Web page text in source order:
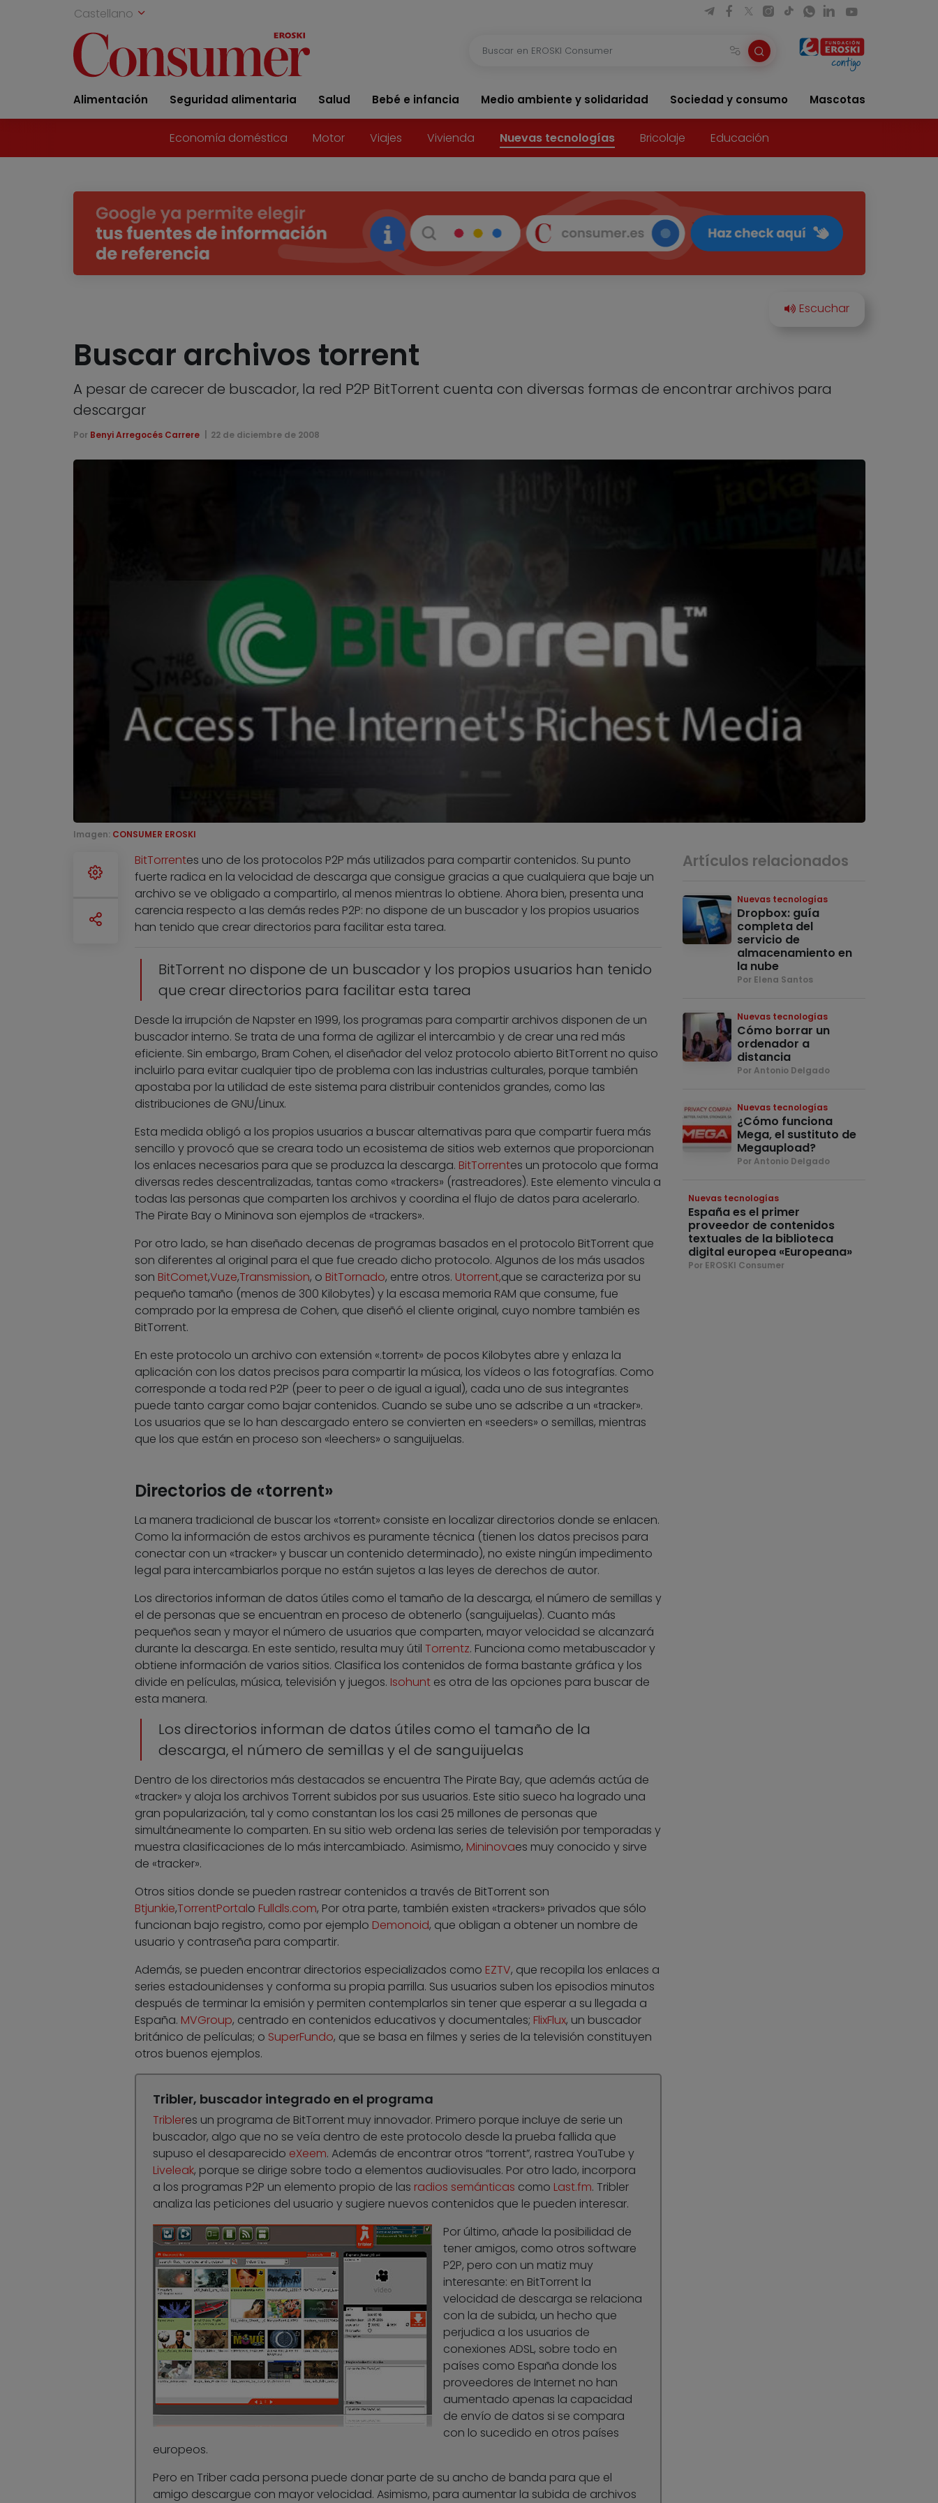
Castellano
Alimentación Seguridad alimentaria Salud Bebé e infancia Medio ambiente y solidaridad Sociedad y consumo Mascotas
Economía doméstica Motor Viajes Vivienda Nuevas tecnologías Bricolaje Educación
Buscar archivos torrent
A pesar de carecer de buscador, la red P2P BitTorrent cuenta con diversas formas de encontrar archivos para
descargar
Por Benyi Arregocés Carrere 22 de diciembre de 2008
Imagen: CONSUMER EROSKI
BitTorrentes uno de los protocolos P2P más utilizados para compartir contenidos. Su punto
fuerte radica en la velocidad de descarga que consigue gracias a que cualquiera que baje un
archivo se ve obligado a compartirlo, al menos mientras lo obtiene. Ahora bien, presenta una
carencia respecto a las demás redes P2P: no dispone de un buscador y los propios usuarios
han tenido que crear directorios para facilitar esta tarea.
BitTorrent no dispone de un buscador y los propios usuarios han tenido
que crear directorios para facilitar esta tarea
Desde la irrupción de Napster en 1999, los programas para compartir archivos disponen de un
buscador interno. Se trata de una forma de agilizar el intercambio y de crear una red más
eficiente. Sin embargo, Bram Cohen, el diseñador del veloz protocolo abierto BitTorrent no quiso
incluirlo para evitar cualquier tipo de problema con las industrias culturales, porque también
apostaba por la utilidad de este sistema para distribuir contenidos grandes, como las
distribuciones de GNU/Linux.
Esta medida obligó a los propios usuarios a buscar alternativas para que compartir fuera más
sencillo y provocó que se creara todo un ecosistema de sitios web externos que proporcionan
los enlaces necesarios para que se produzca la descarga. BitTorrentes un protocolo que forma
diversas redes descentralizadas, tantas como «trackers» (rastreadores). Este elemento vincula a
todas las personas que comparten los archivos y coordina el flujo de datos para acelerarlo.
The Pirate Bay o Mininova son ejemplos de «trackers».
Por otro lado, se han diseñado decenas de programas basados en el protocolo BitTorrent que
son diferentes al original para el que fue creado dicho protocolo. Algunos de los más usados
son BitComet,Vuze,Transmission, o BitTornado, entre otros. Utorrent,que se caracteriza por su
pequeño tamaño (menos de 300 Kilobytes) y la escasa memoria RAM que consume, fue
comprado por la empresa de Cohen, que diseñó el cliente original, cuyo nombre también es
BitTorrent.
En este protocolo un archivo con extensión «.torrent» de pocos Kilobytes abre y enlaza la
aplicación con los datos precisos para compartir la música, los vídeos o las fotografías. Como
corresponde a toda red P2P (peer to peer o de igual a igual), cada uno de sus integrantes
puede tanto cargar como bajar contenidos. Cuando se sube uno se adscribe a un «tracker».
Los usuarios que se lo han descargado entero se convierten en «seeders» o semillas, mientras
que los que están en proceso son «leechers» o sanguijuelas.
Directorios de «torrent»
La manera tradicional de buscar los «torrent» consiste en localizar directorios donde se enlacen.
Como la información de estos archivos es puramente técnica (tienen los datos precisos para
conectar con un «tracker» y buscar un contenido determinado), no existe ningún impedimento
legal para intercambiarlos porque no están sujetos a las leyes de derechos de autor.
Los directorios informan de datos útiles como el tamaño de la descarga, el número de semillas y
el de personas que se encuentran en proceso de obtenerlo (sanguijuelas). Cuanto más
pequeños sean y mayor el número de usuarios que comparten, mayor velocidad se alcanzará
durante la descarga. En este sentido, resulta muy útil Torrentz. Funciona como metabuscador y
obtiene información de varios sitios. Clasifica los contenidos de forma bastante gráfica y los
divide en películas, música, televisión y juegos. Isohuntes otra de las opciones para buscar de
esta manera.
Los directorios informan de datos útiles como el tamaño de la
descarga, el número de semillas y el de sanguijuelas
Dentro de los directorios más destacados se encuentra The Pirate Bay, que además actúa de
«tracker» y aloja los archivos Torrent subidos por sus usuarios. Este sitio sueco ha logrado una
gran popularización, tal y como constantan los los casi 25 millones de personas que
simultáneamente lo comparten. En su sitio web ordena las series de televisión por temporadas y
muestra clasificaciones de lo más intercambiado. Asimismo, Mininovaes muy conocido y sirve
de «tracker».
Otros sitios donde se pueden rastrear contenidos a través de BitTorrent son
Btjunkie,TorrentPortalo Fulldls.com, Por otra parte, también existen «trackers» privados que sólo
funcionan bajo registro, como por ejemplo Demonoid, que obligan a obtener un nombre de
usuario y contraseña para compartir.
Además, se pueden encontrar directorios especializados como EZTV, que recopila los enlaces a
series estadounidenses y conforma su propia parrilla. Sus usuarios suben los episodios minutos
después de terminar la emisión y permiten contemplarlos sin tener que esperar a su llegada a
España. MVGroup, centrado en contenidos educativos y documentales; FlixFlux, un buscador
británico de películas; o SuperFundo, que se basa en filmes y series de la televisión constituyen
otros buenos ejemplos.
Tribler, buscador integrado en el programa
Tribleres un programa de BitTorrent muy innovador. Primero porque incluye de serie un
buscador, algo que no se veía dentro de este protocolo desde la prueba fallida que
supuso el desaparecido eXeem. Además de encontrar otros “torrent”, rastrea YouTube y
Liveleak, porque se dirige sobre todo a elementos audiovisuales. Por otro lado, incorpora
a los programas P2P un elemento propio de las radios semánticas como Last.fm. Tribler
analiza las peticiones del usuario y sugiere nuevos contenidos que le pueden interesar.
Por último, añade la posibilidad de
tener amigos, como otros software
P2P, pero con un matiz muy
interesante: en BitTorrent la
velocidad de descarga se relaciona
con la de subida, un hecho que
perjudica a los usuarios de
conexiones ADSL, sobre todo en
países como España donde los
proveedores de Internet no han
aumentado apenas la capacidad
de envío de datos si se compara
con lo sucedido en otros países
europeos.
Pero en Triber cada persona puede donar parte de su ancho de banda para que el
amigo descargue con mayor velocidad. Asimismo, para aumentar la subida de archivos
Artículos relacionados
Nuevas tecnologías
Dropbox: guía
completa del
servicio de
almacenamiento en
la nube
Por Elena Santos
Nuevas tecnologías
Cómo borrar un
ordenador a
distancia
Por Antonio Delgado
Nuevas tecnologías
¿Cómo funciona
Mega, el sustituto de
Megaupload?
Por Antonio Delgado
Nuevas tecnologías
España es el primer
proveedor de contenidos
textuales de la biblioteca
digital europea «Europeana»
Por EROSKI Consumer